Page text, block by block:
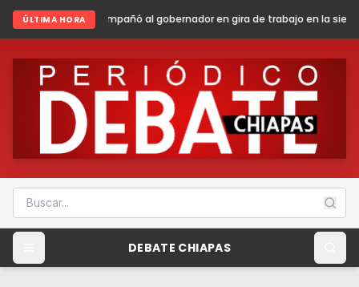
ÚLTIMA HORA
al gobernador en gira de trabajo en la sierra madre de Chiapas
DEBATE CHIAPAS